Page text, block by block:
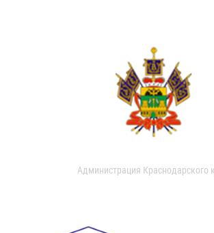
Администрация Краснодарского